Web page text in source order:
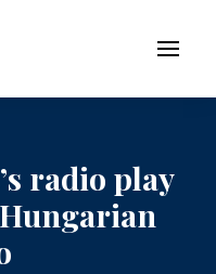
Menu
radio play